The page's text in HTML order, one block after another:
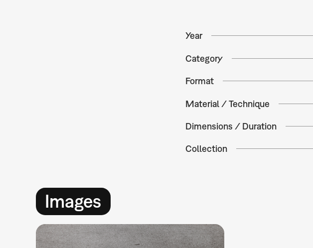
Year
Category
Format
Material / Technique
Dimensions / Duration
Collection
Images